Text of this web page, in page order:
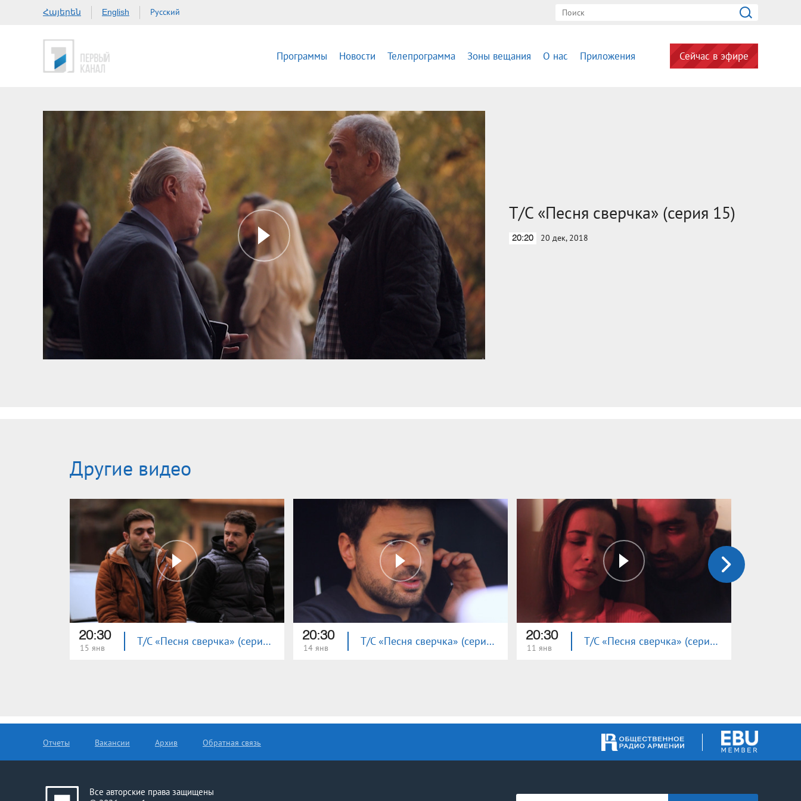
Հայերեն English Русский
Программы Новости Телепрограмма Зоны вещания О нас Приложения Сейчас в эфире
Т/С «Песня сверчка» (серия 15)
20:20 20 дек, 2018
Другие видео
20:30
15 янв Т/С «Песня сверчка» (серия 32) 20:30
14 янв Т/С «Песня сверчка» (серия 31) 20:30
11 янв Т/С «Песня сверчка» (серия 30)
Отчеты Вакансии Архив Обратная связь
Все авторские права защищены